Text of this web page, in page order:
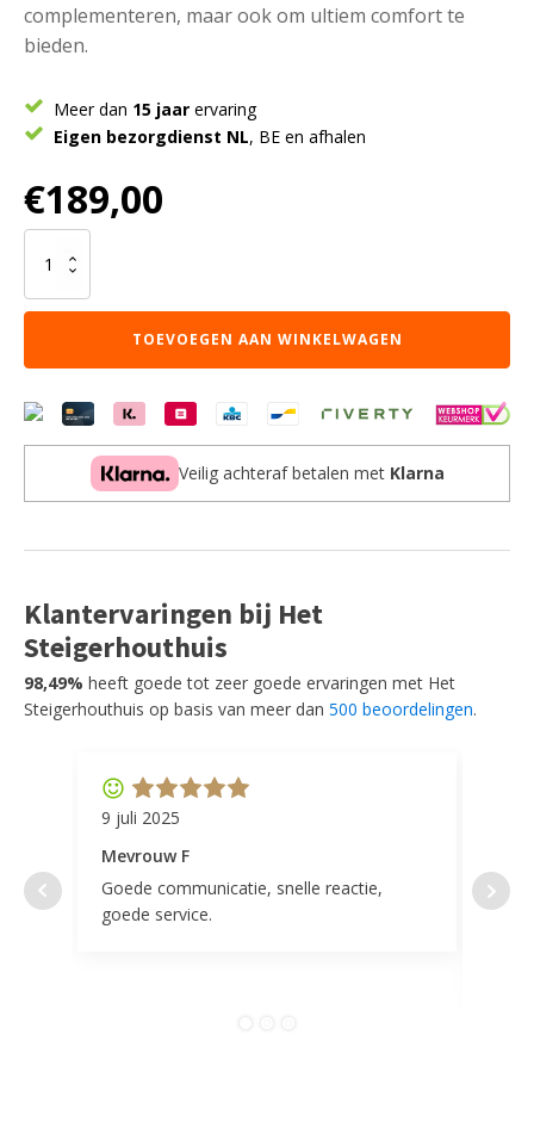
complementeren, maar ook om ultiem comfort te
bieden.
Meer dan 15 jaar ervaring
Eigen bezorgdienst NL, BE en afhalen
€189,00
Barkruk
Beauty
-
-
Suede
TOEVOEGEN AAN WINKELWAGEN
Veilig achteraf betalen met Klarna
Klantervaringen bij Het
Steigerhouthuis
98,49% heeft goede tot zeer goede ervaringen met Het
Steigerhouthuis op basis van meer dan 500 beoordelingen.
9 juli 2025
Mevrouw F
Goede communicatie, snelle reactie,
goede service.
door